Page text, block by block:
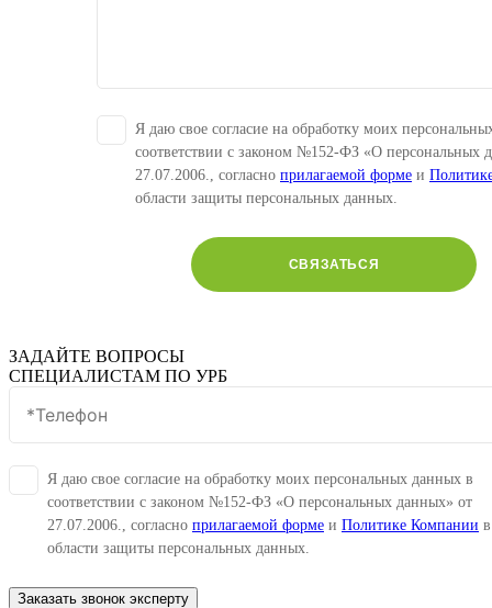
Я даю свое согласие на обработку моих
соответствии с законом №152-ФЗ «О персональных
27.07.2006., согласно прилагаемой форме и
области защиты персональных данных.
СВЯЗАТЬСЯ
ЗАДАЙТЕ ВОПРОСЫ
СПЕЦИАЛИСТАМ ПО УРБ
Я даю свое согласие на обработку моих персональных данных в
соответствии с законом №152-ФЗ «О персональных данных» от
27.07.2006., согласно прилагаемой форме и Политике Компании в
области защиты персональных данных.
Заказать звонок эксперту